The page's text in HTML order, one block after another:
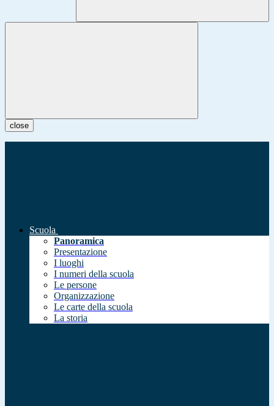
close
Scuola
Panoramica
Presentazione
I luoghi
I numeri della scuola
Le persone
Organizzazione
Le carte della scuola
La storia